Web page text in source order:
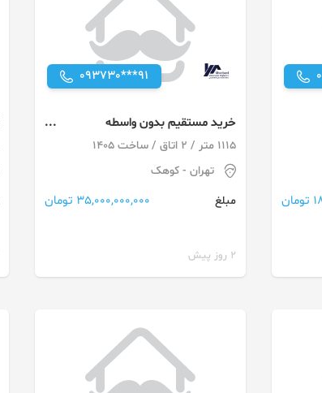
093730***91
خرید مستقیم بدون واسطه
رونیکاپالاس آبشار تهران حاج رحیم
قربانی
1115 متر / 2 اتاق / ساخت 1405
تهران- کوهک
مبلغ
35,000,000,000 تومان
2 روز پیش